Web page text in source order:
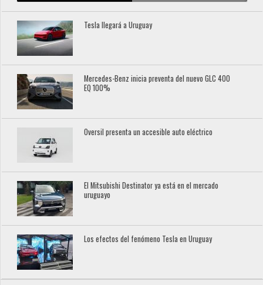
Tesla llegará a Uruguay
Mercedes-Benz inicia preventa del nuevo GLC 400
EQ 100%
Oversil presenta un accesible auto eléctrico
El Mitsubishi Destinator ya está en el mercado
uruguayo
Los efectos del fenómeno Tesla en Uruguay